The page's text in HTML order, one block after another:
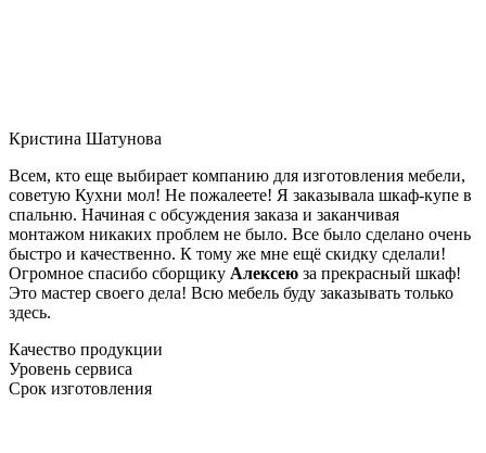
Кристина Шатунова
Всем, кто еще выбирает компанию для изготовления мебели,
советую Кухни мол! Не пожалеете! Я заказывала шкаф-купе в
спальню. Начиная с обсуждения заказа и заканчивая
монтажом никаких проблем не было. Все было сделано очень
быстро и качественно. К тому же мне ещё скидку сделали!
Огромное спасибо сборщику Алексею за прекрасный шкаф!
Это мастер своего дела! Всю мебель буду заказывать только
здесь.
Качество продукции
Уровень сервиса
Срок изготовления